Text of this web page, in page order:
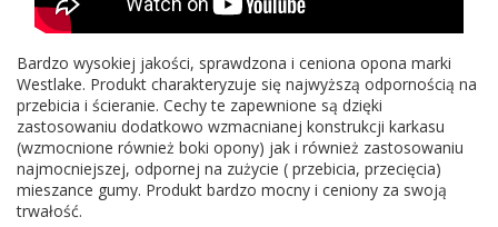
Bardzo wysokiej jakości, sprawdzona i ceniona opona marki
Westlake. Produkt charakteryzuje się najwyższą odpornością na
przebicia i ścieranie. Cechy te zapewnione są dzięki
zastosowaniu dodatkowo wzmacnianej konstrukcji karkasu
(wzmocnione również boki opony) jak i również zastosowaniu
najmocniejszej, odpornej na zużycie ( przebicia, przecięcia)
mieszance gumy. Produkt bardzo mocny i ceniony za swoją
trwałość.